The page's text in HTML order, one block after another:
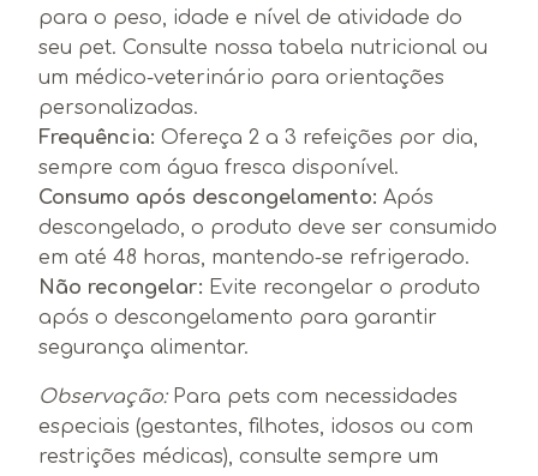
para o peso, idade e nível de atividade do
seu pet. Consulte nossa tabela nutricional ou
um médico-veterinário para orientações
personalizadas.
Frequência: Ofereça 2 a 3 refeições por dia,
sempre com água fresca disponível.
Consumo após descongelamento: Após
descongelado, o produto deve ser consumido
em até 48 horas, mantendo-se refrigerado.
Não recongelar: Evite recongelar o produto
após o descongelamento para garantir
segurança alimentar.
Observação:Para pets com necessidades
especiais (gestantes, filhotes, idosos ou com
restrições médicas), consulte sempre um